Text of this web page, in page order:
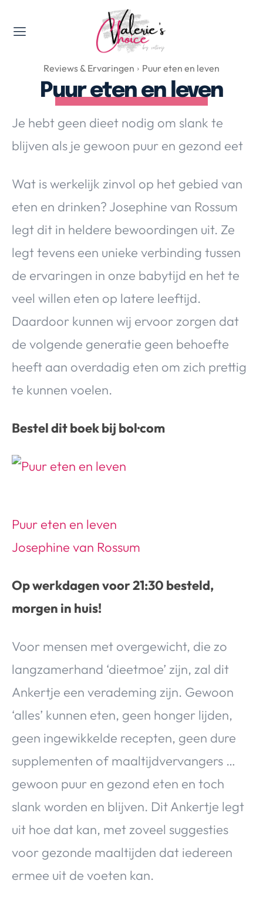
Valerie's Topics
Travel & Culture
Food & Drinks
Lifestyle, Sport & Duurzaamheid
Gadgets & Tech
Health & Beauty
Huis & Tuin
Over Valerie
Over Valerie
Contact
VALERIE'S CHOICE
Food & Drinks Health & Beauty
Reviews & Ervaringen Puur eten en leven
Puur eten en leven
Je hebt geen dieet nodig om slank te
blijven als je gewoon puur en gezond eet
Wat is werkelijk zinvol op het gebied van
eten en drinken? Josephine van Rossum
legt dit in heldere bewoordingen uit. Ze
legt tevens een unieke verbinding tussen
de ervaringen in onze babytijd en het te
veel willen eten op latere leeftijd.
Daardoor kunnen wij ervoor zorgen dat
de volgende generatie geen behoefte
heeft aan overdadig eten om zich prettig
te kunnen voelen.
Bestel dit boek bij bol·com
Puur eten en leven
Josephine van Rossum
Op werkdagen voor 21:30 besteld,
morgen in huis!
Voor mensen met overgewicht, die zo
langzamerhand ‘dieetmoe’ zijn, zal dit
Ankertje een verademing zijn. Gewoon
‘alles’ kunnen eten, geen honger lijden,
geen ingewikkelde recepten, geen dure
supplementen of maaltijdvervangers …
gewoon puur en gezond eten en toch
slank worden en blijven. Dit Ankertje legt
uit hoe dat kan, met zoveel suggesties
voor gezonde maaltijden dat iedereen
ermee uit de voeten kan.